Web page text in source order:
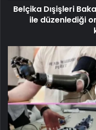
Belçika Dışişleri
ile düzenlediği